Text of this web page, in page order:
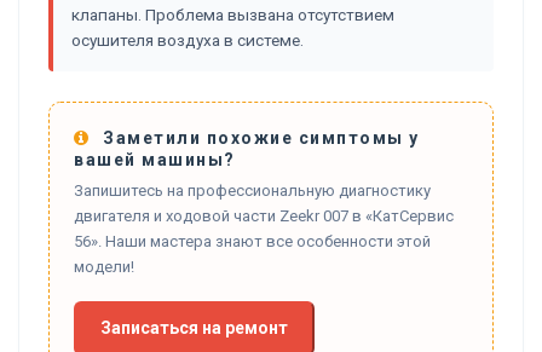
клапаны. Проблема вызвана отсутствием
осушителя воздуха в системе.
Заметили похожие симптомы у
вашей машины?
Запишитесь на профессиональную диагностику
двигателя и ходовой части Zeekr 007 в «КатСервис
56». Наши мастера знают все особенности этой
модели!
Записаться на ремонт